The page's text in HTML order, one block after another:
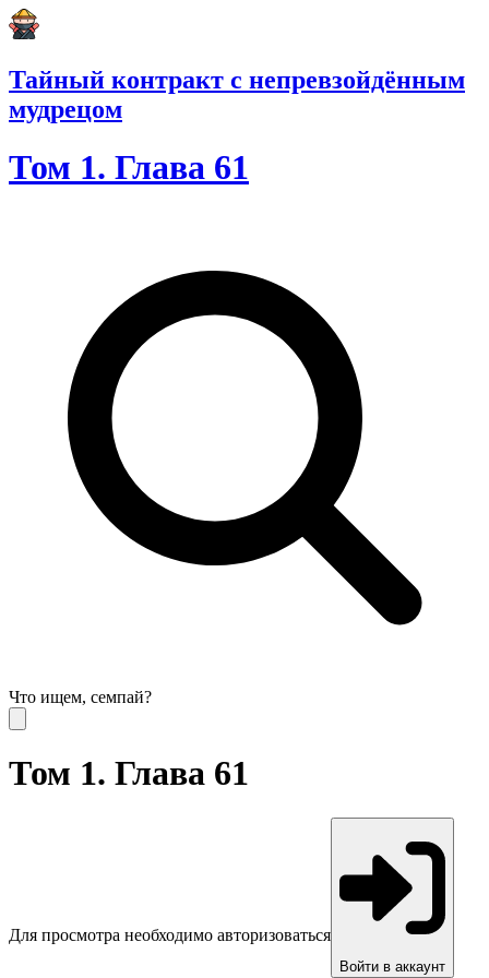
Тайный контракт с непревзойдённым
мудрецом
Том 1. Глава 61
Что ищем, семпай?
Том 1. Глава 61
Для просмотра необходимо авторизоваться
Войти в аккаунт